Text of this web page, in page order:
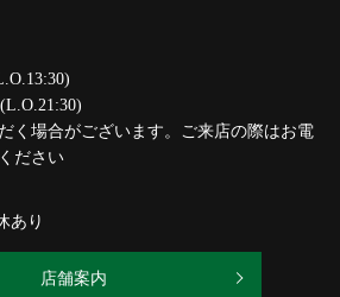
く場合がございます。ご来店の際はお電
ださい
あり
店舗案内